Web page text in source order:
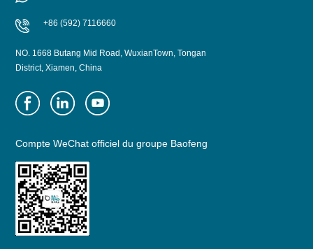
+86 (592) 7116660
NO. 1668 Butang Mid Road, WuxianTown, Tongan
District, Xiamen, China
Compte WeChat officiel du groupe Baofeng